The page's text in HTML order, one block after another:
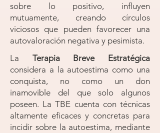
sobre lo positivo, influyen
mutuamente, creando círculos
viciosos que pueden favorecer una
autovaloración negativa y pesimista.
La Terapia Breve Estratégica
considera a la autoestima como una
conquista, no como un don
inamovible del que solo algunos
poseen. La TBE cuenta con técnicas
altamente eficaces y concretas para
incidir sobre la autoestima, mediante